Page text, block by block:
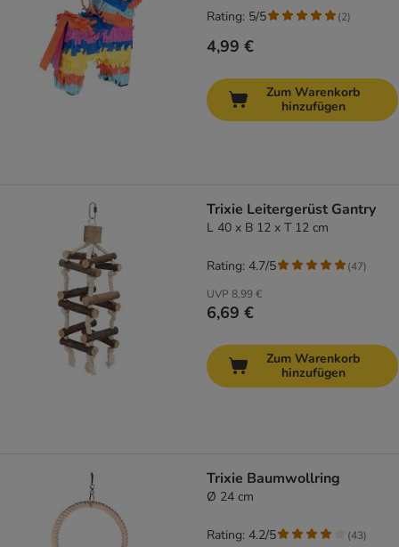
4,99 €
Rating: 5/5 (2)
Zum Warenkorb
hinzufügen
Trixie Leitergerüst Gantry
L 40 x B 12 x T 12 cm
UVP 8,99 €
6,69 €
Rating: 4.7/5 (47)
Zum Warenkorb
hinzufügen
Trixie Baumwollring
Ø 24 cm
Rating: 4.2/5 (43)